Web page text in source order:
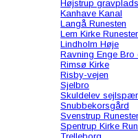
Højstrup gravplads
Kanhave Kanal
Langå Runesten
Lem Kirke
Lindholm Høje
Ravning Enge Bro
Rimsø Kirke
Risby-vejen
Sjelbro
Skuldelev
Snubbekorsgård
Svenstrup
Spentrup Kirke